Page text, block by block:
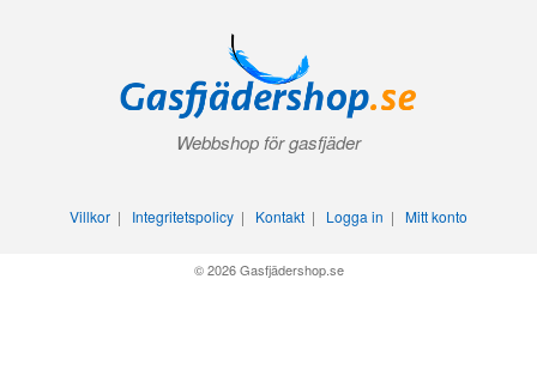
Webbshop för gasfjäder
Villkor | Integritetspolicy | Kontakt | Logga in | Mitt konto
© 2026 Gasfjädershop.se